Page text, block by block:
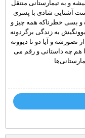
و به تیمارستانی منتقل
آشنایی شادی با پسری
بسی خطرناکه همه چیز و
به زندگی برگردونه
تصورشه و آیا دو تا دیوونه
هم چه داستانی و رقم می